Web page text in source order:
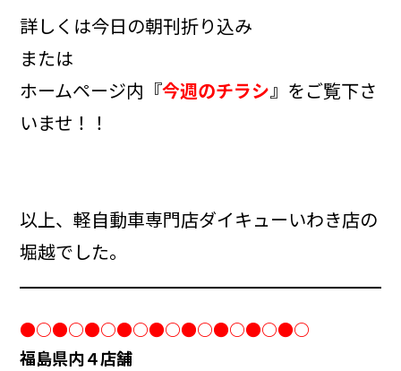
詳しくは今日の朝刊折り込み
または
ホームページ内『今週のチラシ』をご覧下さ
いませ！！
以上、軽自動車専門店ダイキューいわき店の
堀越でした。
●○●○●○●○●○●○●○●○●○
福島県内４店舗